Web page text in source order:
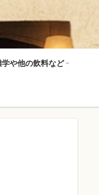
学や他の飲料など